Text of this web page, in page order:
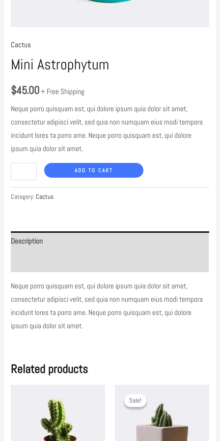
Cactus
Mini Astrophytum
$45.00+ Free Shipping
Neque porro quisquam est, qui dolore ipsum quia dolor sit amet,
consectetur adipisci velit, sed quia non numquam eius modi tempora
incidunt lores ta porro ame. Neque porro quisquam est, qui dolore
ipsum quia dolor sit amet.
ADD TO CART
Category: Cactus
Description
Neque porro quisquam est, qui dolore ipsum quia dolor sit amet,
consectetur adipisci velit, sed quia non numquam eius modi tempora
incidunt lores ta porro ame. Neque porro quisquam est, qui dolore
ipsum quia dolor sit amet.
Related products
Sale!
Sale!